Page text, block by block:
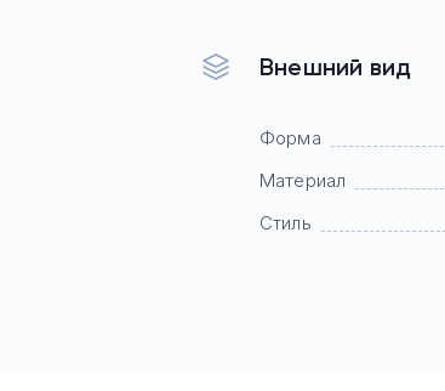
Внешний вид
Форма
Материал
Стиль